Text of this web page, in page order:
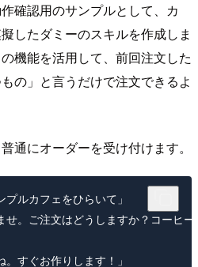
確認用のサンプルとして、カ
したダミーのスキルを作成しま
機能を活用して、前回注文した
の」と言うだけで注文できるよ
通にオーダーを受け付けます。
ルカフェをひらいて」
せ。ご注文はどうしますか？コーヒ